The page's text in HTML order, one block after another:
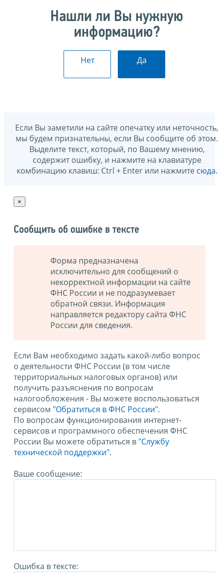
Нашли ли Вы нужную
информацию?
Нет Да
Если Вы заметили на сайте опечатку или неточность,
мы будем признательны, если Вы сообщите об этом.
Выделите текст, который, по Вашему мнению,
содержит ошибку, и нажмите на клавиатуре
комбинацию клавиш: Ctrl + Enter или нажмите сюда.
×
Сообщить об ошибке в тексте
Форма предназначена
исключительно для сообщений о
некорректной информации на сайте
ФНС России и не подразумевает
обратной связи. Информация
направляется редактору сайта ФНС
России для сведения.
Если Вам необходимо задать какой-либо вопрос
о деятельности ФНС России (в том числе
территориальных налоговых органов) или
получить разъяснения по вопросам
налогообложения - Вы можете воспользоваться
сервисом "Обратиться в ФНС России".
По вопросам функционирования интернет-
сервисов и программного обеспечения ФНС
России Вы можете обратиться в "Службу
технической поддержки".
Ваше сообщение:
Ошибка в тексте: